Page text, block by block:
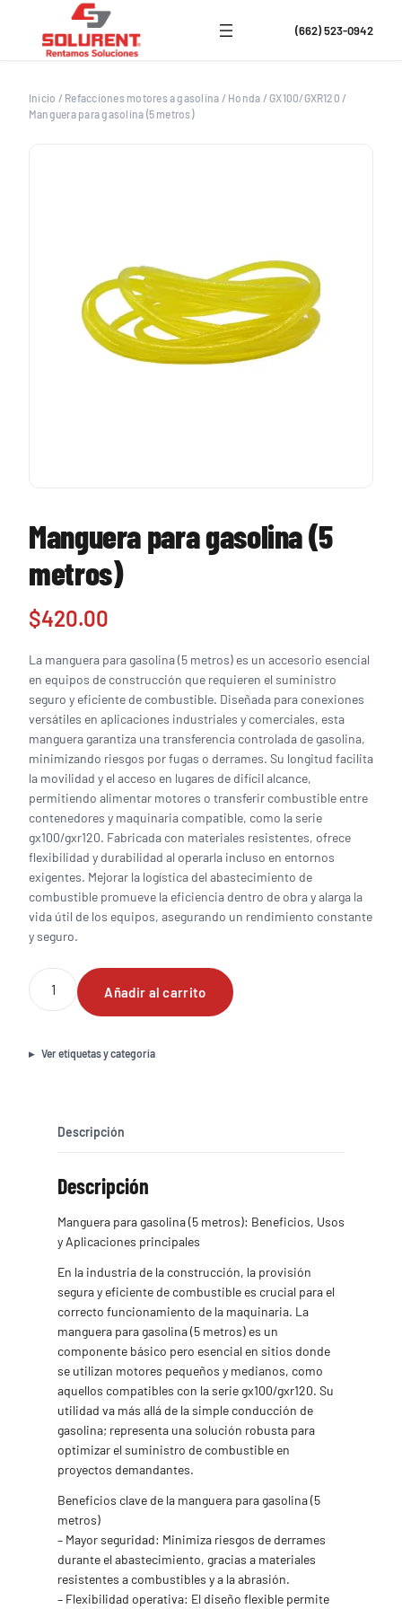
contenido
(662) 523-0942
Inicio / Refacciones motores a gasolina / Honda /GX100/GXR120 /
Manguera para gasolina (5 metros)
Manguera para gasolina (5
metros)
$420.00
La manguera para gasolina (5 metros) es un accesorio esencial
en equipos de construcción que requieren el suministro
seguro y eficiente de combustible. Diseñada para conexiones
versátiles en aplicaciones industriales y comerciales, esta
manguera garantiza una transferencia controlada de gasolina,
minimizando riesgos por fugas o derrames. Su longitud facilita
la movilidad y el acceso en lugares de difícil alcance,
permitiendo alimentar motores o transferir combustible entre
contenedores y maquinaria compatible, como la serie
gx100/gxr120. Fabricada con materiales resistentes, ofrece
flexibilidad y durabilidad al operarla incluso en entornos
exigentes. Mejorar la logística del abastecimiento de
combustible promueve la eficiencia dentro de obra y alarga la
vida útil de los equipos, asegurando un rendimiento constante
y seguro.
Manguera
para
gasolina
metros)
Añadir al carrito
Ver etiquetas y categoría
Descripción
Descripción
Manguera para gasolina (5 metros): Beneficios, Usos
y Aplicaciones principales
En la industria de la construcción, la provisión
segura y eficiente de combustible es crucial para el
correcto funcionamiento de la maquinaria. La
manguera para gasolina (5 metros) es un
componente básico pero esencial en sitios donde
se utilizan motores pequeños y medianos, como
aquellos compatibles con la serie gx100/gxr120. Su
utilidad va más allá de la simple conducción de
gasolina; representa una solución robusta para
optimizar el suministro de combustible en
proyectos demandantes.
Beneficios clave de la manguera para gasolina (5
metros)
– Mayor seguridad: Minimiza riesgos de derrames
durante el abastecimiento, gracias a materiales
resistentes a combustibles y a la abrasión.
– Flexibilidad operativa: El diseño flexible permite